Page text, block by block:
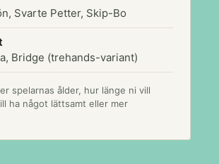
Svarte Petter, Skip-Bo
Bridge (trehands-variant)
spelarnas ålder, hur länge ni vill
ha något lättsamt eller mer